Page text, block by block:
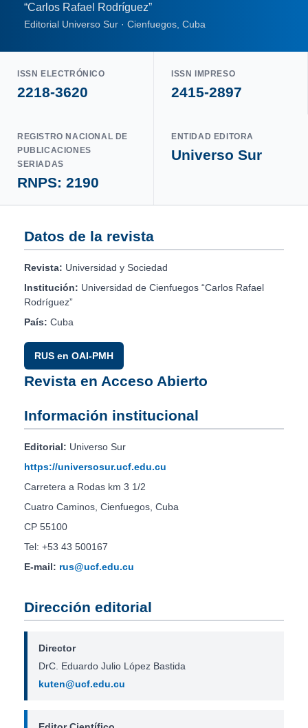
“Carlos Rafael Rodríguez”
Editorial Universo Sur · Cienfuegos, Cuba
ISSN ELECTRÓNICO
2218-3620
ISSN IMPRESO
2415-2897
REGISTRO NACIONAL DE
PUBLICACIONES
SERIADAS
RNPS: 2190
ENTIDAD EDITORA
Universo Sur
Datos de la revista
Revista: Universidad y Sociedad
Institución: Universidad de Cienfuegos “Carlos Rafael
Rodríguez”
País: Cuba
RUS en OAI-PMH
Revista en Acceso Abierto
Información institucional
Editorial: Universo Sur
https://universosur.ucf.edu.cu
Carretera a Rodas km 3 1/2
Cuatro Caminos, Cienfuegos, Cuba
CP 55100
Tel: +53 43 500167
E-mail: rus@ucf.edu.cu
Dirección editorial
Director
DrC. Eduardo Julio López Bastida
kuten@ucf.edu.cu